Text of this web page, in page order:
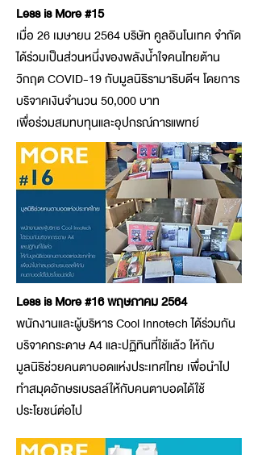
Less is More #15
เมื่อ 26 เมษายน 2564 บริษัท คูลอินโนเทค จำกัด
ได้ร่วมเป็นส่วนหนึ่งของพลังน้ำใจคนไทยต้าน
วิกฤต COVID-19 กับมูลนิธิรามาธิบดีฯ โดยการ
บริจาคเงินจำนวน 50,000 บาท
เพื่อร่วมสมทบทุนและอุปกรณ์การแพทย์
Less is More #16 พฤษภาคม 2564
พนักงานและผู้บริหาร Cool Innotech ได้ร่วมกัน
บริจาคกระดาษ A4 และปฏิทินที่ใช้แล้ว ให้กับ
มูลนิธิช่วยคนตาบอดแห่งประเทศไทย เพื่อนำไป
ทำสมุดอักษรเบรลล์ให้กับคนตาบอดได้ใช้
ประโยชน์ต่อไป